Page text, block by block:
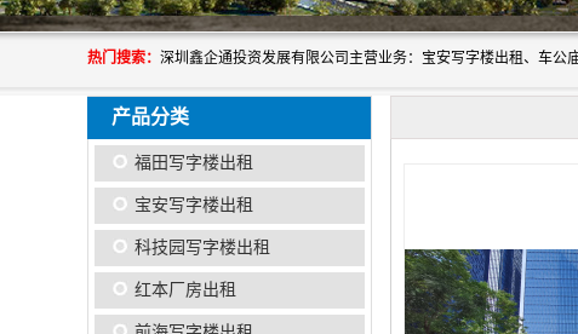
热门搜索：
产品分类
福田写字楼出租
宝安写字楼出租
科技园写字楼出租
红本厂房出租